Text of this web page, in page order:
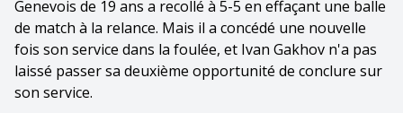
Genevois de 19 ans a recollé à 5-5 en effaçant une balle
de match à la relance. Mais il a concédé une nouvelle
fois son service dans la foulée, et Ivan Gakhov n'a pas
laissé passer sa deuxième opportunité de conclure sur
son service.